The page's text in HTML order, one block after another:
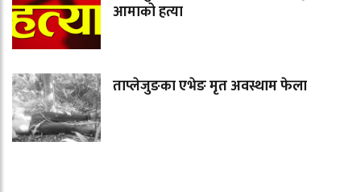
आमाको हत्या
ताप्लेजुङका एभेङ मृत अवस्थाम फेला